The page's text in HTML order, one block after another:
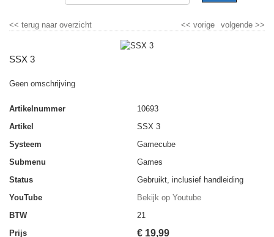
<< terug naar overzicht volgende >>
<< vorige
SSX 3
Geen omschrijving
Artikelnummer
10693
Artikel
SSX 3
Systeem
Gamecube
Submenu
Games
Status
Gebruikt, inclusief handleiding
YouTube
Bekijk op Youtube
BTW
21
Prijs
€ 19,99